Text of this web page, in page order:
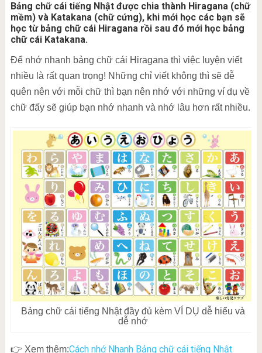
Bảng chữ cái tiếng Nhật được chia thành Hiragana (chữ
mềm) và Katakana (chữ cứng), khi mới học các bạn sẽ
học từ bảng chữ cái Hiragana rồi sau đó mới học bảng
chữ cái Katakana.
Để nhớ nhanh bảng chữ cái Hiragana thì việc luyện viết
nhiều là rất quan trọng! Những chỉ viết không thì sẽ dễ
quên nên với mỗi chữ thì bạn nên nhớ với những ví dụ về
chữ đấy sẽ giúp bạn nhớ nhanh và nhớ lâu hơn rất nhiều.
Bảng chữ cái tiếng Nhật đầy đủ kèm VÍ DỤ dễ hiểu và
dễ nhớ
👉 Xem thêm:Cách nhớ Nhanh Bảng chữ cái tiếng Nhật